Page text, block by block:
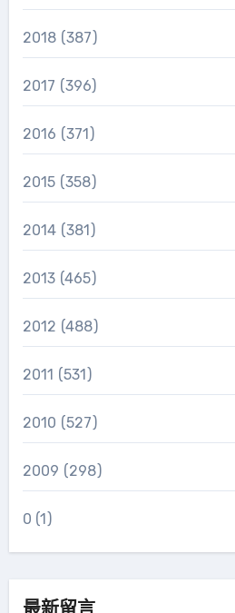
2018 (387)
2017 (396)
2016 (371)
2015 (358)
2014 (381)
2013 (465)
2012 (488)
2011 (531)
2010 (527)
2009 (298)
0 (1)